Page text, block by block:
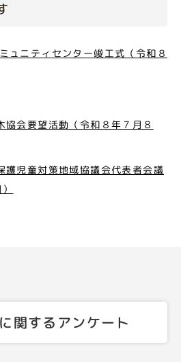
ュニティセンター竣工式（令和８
会要望活動（令和８年７月８
護児童対策地域協議会代表者会議
関するアンケート